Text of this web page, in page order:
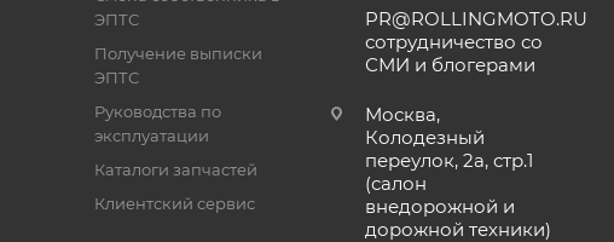
ЭПТС
Получение выписки
ЭПТС
Руководства по
эксплуатации
Каталоги запчастей
Клиентский сервис
PR@ROLLINGMOTO.RU
сотрудничество со
СМИ и блогерами
Москва,
Колодезный
переулок, 2а, стр.1
(салон
внедорожной и
дорожной техники)